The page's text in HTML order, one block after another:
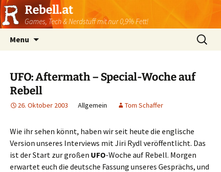
Rebell.at
Games, Tech & Nerdstuff mit nur 0,9% Fett!
Menu
Suchen
nach:
UFO: Aftermath – Special-Woche auf
Rebell
26. Oktober 2003 Allgemein Tom Schaffer
Wie ihr sehen könnt, haben wir seit heute die englische
Version unseres Interviews mit Jiri Rydl veröffentlicht. Das
ist der Start zur großen UFO-Woche auf Rebell. Morgen
erwartet euch die deutsche Fassung unseres Gesprächs, und